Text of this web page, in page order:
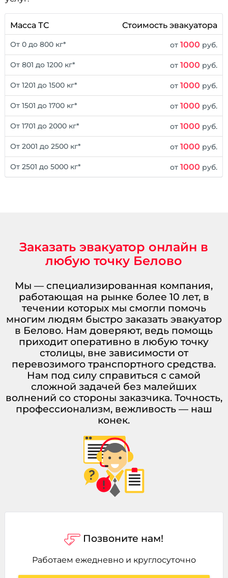
Масса ТС Стоимость эвакуатора
От 0 до 800 кг* от1000 руб.
От 801 до 1200 кг* от1000 руб.
От 1201 до 1500 кг* от1000 руб.
От 1501 до 1700 кг* от1000 руб.
От 1701 до 2000 кг* от1000 руб.
От 2001 до 2500 кг* от1000 руб.
От 2501 до 5000 кг* от1000 руб.
Заказать эвакуатор онлайн в
любую точку Белово
Мы — специализированная компания,
работающая на рынке более 10 лет, в
течении которых мы смогли помочь
многим людям быстро заказать эвакуатор
в Белово. Нам доверяют, ведь помощь
приходит оперативно в любую точку
столицы, вне зависимости от
перевозимого транспортного средства.
Нам под силу справиться с самой
сложной задачей без малейших
волнений со стороны заказчика. Точность,
профессионализм, вежливость — наш
конек.
Позвоните нам!
Работаем ежедневно и круглосуточно